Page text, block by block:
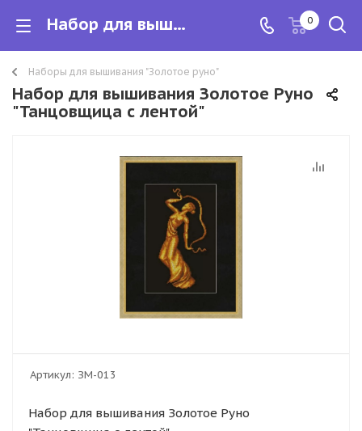
Набор для вышивания Золотое Руно "Танцовщица с лентой" 0
Наборы для вышивания "Золотое руно"
Набор для вышивания Золотое Руно
"Танцовщица с лентой"
Артикул: ЗМ-013
Набор для вышивания Золотое Руно